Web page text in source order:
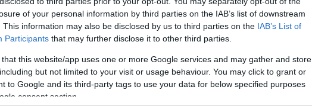
of your personal information by third parties on the IAB’s list of downstream
This information may also be disclosed by us to third parties on the IAB’s List of
Participants that may further disclose it to other third parties.
that this website/app uses one or more Google services and may gather and store
but not limited to your visit or usage behaviour. You may click to grant or
to Google and its third-party tags to use your data for below specified purposes
consent section.